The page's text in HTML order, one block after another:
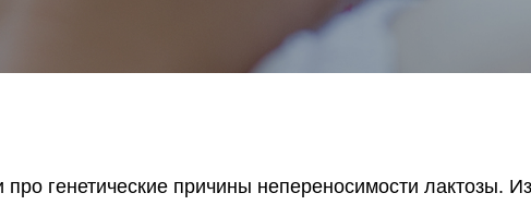
генетические причины непереносимости лактозы.